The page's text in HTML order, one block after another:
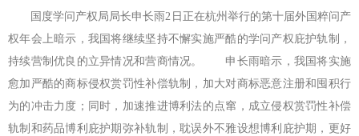
国度学问产权局局长申长雨2日正在杭州举行的第十届外国粹问产
权年会上暗示，我国将继续坚持不懈实施严酷的学问产权庇护轨制，
持续营制优良的立异情况和营商情况。 申长雨暗示，我国将实施
愈加严酷的商标侵权赏罚性补偿轨制，加大对商标恶意注册和囤积行
为的冲击力度；同时，加速推进博利法的点窜，成立侵权赏罚性补偿
轨制和药品博利庇护期弥补轨制，耽误外不雅设想博利庇护期，更好